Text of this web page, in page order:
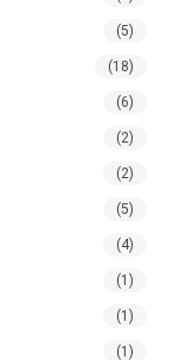
(5)
(18)
(6)
(2)
(2)
(5)
(4)
(1)
(1)
(1)